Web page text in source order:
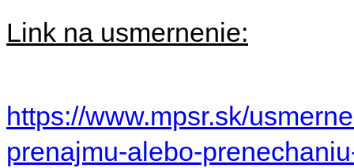
Link na usmernenie:
https://www.mpsr.sk/
prenajmu-alebo-